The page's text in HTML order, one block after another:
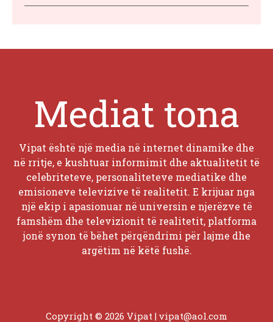
Mediat tona
Vipat është një media në internet dinamike dhe
në rritje, e kushtuar informimit dhe aktualitetit të
celebriteteve, personaliteteve mediatike dhe
emisioneve televizive të realitetit. E krijuar nga
një ekip i apasionuar në universin e njerëzve të
famshëm dhe televizionit të realitetit, platforma
jonë synon të bëhet përqëndrimi për lajme dhe
argëtim në këtë fushë.
Copyright © 2026 Vipat | vipat@aol.com